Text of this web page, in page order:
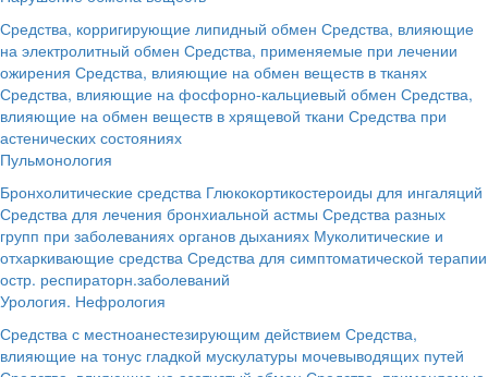
Средства, корригирующие липидный обмен Средства, влияющие
на электролитный обмен Средства, применяемые при лечении
ожирения Средства, влияющие на обмен веществ в тканях
Средства, влияющие на фосфорно-кальциевый обмен Средства,
влияющие на обмен веществ в хрящевой ткани Средства при
астенических состояниях
Пульмонология
Бронхолитические средства Глюкокортикостероиды для ингаляций
Средства для лечения бронхиальной астмы Средства разных
групп при заболеваниях органов дыханиях Муколитические и
отхаркивающие средства Средства для симптоматической терапии
остр. респираторн.заболеваний
Урология. Нефрология
Средства с местноанестезирующим действием Средства,
влияющие на тонус гладкой мускулатуры мочевыводящих путей